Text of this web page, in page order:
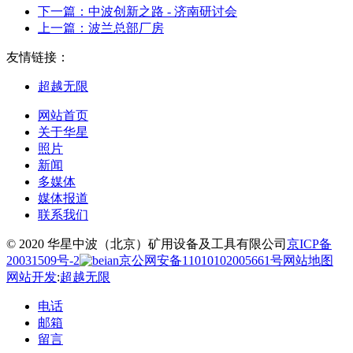
下一篇： 中波创新之路 - 济南研讨会
上一篇： 波兰总部厂房
友情链接：
超越无限
网站首页
关于华星
照片
新闻
多媒体
媒体报道
联系我们
© 2020 华星中波（北京）矿用设备及工具有限公司 京ICP备
20031509号-2
京公网安备11010102005661号网站地图
网站开发:超越无限
电话
邮箱
留言